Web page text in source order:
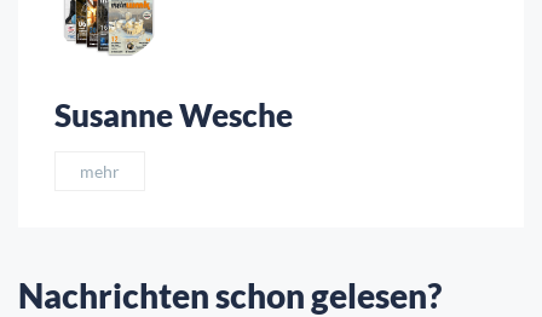
Susanne Wesche
mehr
Nachrichten schon gelesen?